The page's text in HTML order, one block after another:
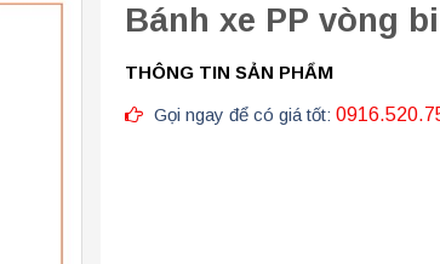
Bánh xe PP vòng
THÔNG TIN SẢN PHẨM
Gọi ngay để có giá tốt: